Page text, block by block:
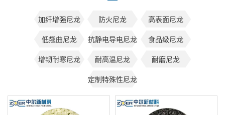
加纤增强尼龙 防火尼龙
高表面尼龙
低翘曲尼龙
抗静电导电尼龙
食品级尼龙
增韧耐寒尼龙
耐高温尼龙
耐磨尼龙
定制特殊性尼龙